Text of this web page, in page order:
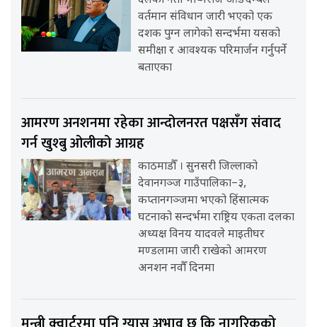
वर्तमान संविधान जारी भएको एक
दशक पुग्न लागेको सन्दर्भमा यसको
समीक्षा र आवश्यक परिमार्जन गर्नुपर्ने
बताएका
आमरण अनशनमा रहेका आन्दोलनरत पक्षसँग संवाद
गर्न खुश्बु ओलीको आग्रह
काठमाडौँ । सुनसरी जिल्लाको
देवानगञ्ज गाउँपालिका–३,
कप्तानगञ्जमा भएको हिंसात्मक
घटनाको सन्दर्भमा राष्ट्रिय एकता दलका
अध्यक्ष विनय यादवले माइतीघर
मण्डलामा जारी राखेको आमरण
अनशन नवौँ दिनमा